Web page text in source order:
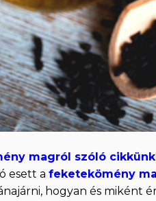
magról szóló
esett a feketekömény
hogyan és miként